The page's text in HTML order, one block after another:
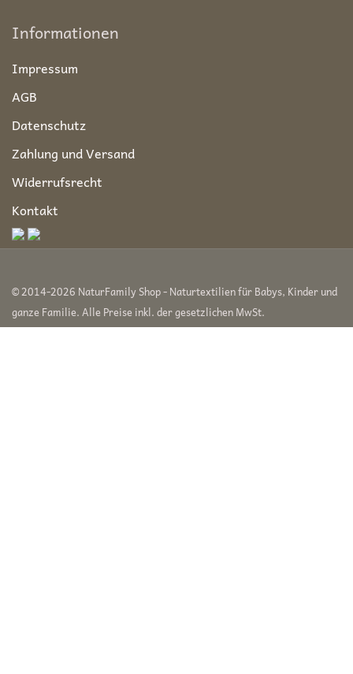
Informationen
Impressum
AGB
Datenschutz
Zahlung und Versand
Widerrufsrecht
Kontakt
© 2014-2026 NaturFamily Shop - Naturtextilien für Babys, Kinder und
ganze Familie. Alle Preise inkl. der gesetzlichen MwSt.